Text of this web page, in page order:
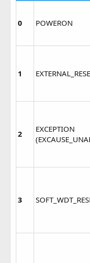
0 POWERON
1
2
EXCEPTION
3